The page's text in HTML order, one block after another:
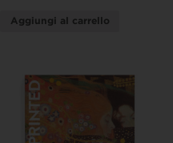
Aggiungi al carrello